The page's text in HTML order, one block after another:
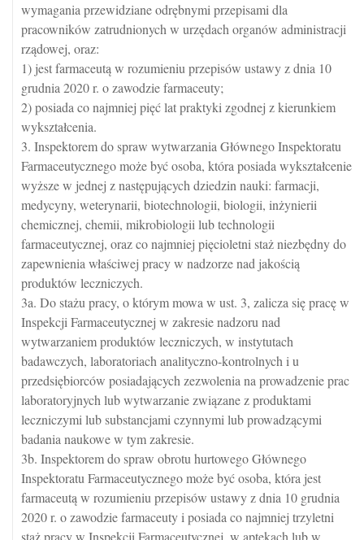
wymagania przewidziane odrębnymi przepisami dla
pracowników zatrudnionych w urzędach organów administracji
rządowej, oraz:
1) jest farmaceutą w rozumieniu przepisów ustawy z dnia 10
grudnia 2020 r. o zawodzie farmaceuty;
2) posiada co najmniej pięć lat praktyki zgodnej z kierunkiem
wykształcenia.
3. Inspektorem do spraw wytwarzania Głównego Inspektoratu
Farmaceutycznego może być osoba, która posiada wykształcenie
wyższe w jednej z następujących dziedzin nauki: farmacji,
medycyny, weterynarii, biotechnologii, biologii, inżynierii
chemicznej, chemii, mikrobiologii lub technologii
farmaceutycznej, oraz co najmniej pięcioletni staż niezbędny do
zapewnienia właściwej pracy w nadzorze nad jakością
produktów leczniczych.
3a. Do stażu pracy, o którym mowa w ust. 3, zalicza się pracę w
Inspekcji Farmaceutycznej w zakresie nadzoru nad
wytwarzaniem produktów leczniczych, w instytutach
badawczych, laboratoriach analityczno-kontrolnych i u
przedsiębiorców posiadających zezwolenia na prowadzenie prac
laboratoryjnych lub wytwarzanie związane z produktami
leczniczymi lub substancjami czynnymi lub prowadzącymi
badania naukowe w tym zakresie.
3b. Inspektorem do spraw obrotu hurtowego Głównego
Inspektoratu Farmaceutycznego może być osoba, która jest
farmaceutą w rozumieniu przepisów ustawy z dnia 10 grudnia
2020 r. o zawodzie farmaceuty i posiada co najmniej trzyletni
staż pracy w Inspekcji Farmaceutycznej, w aptekach lub w